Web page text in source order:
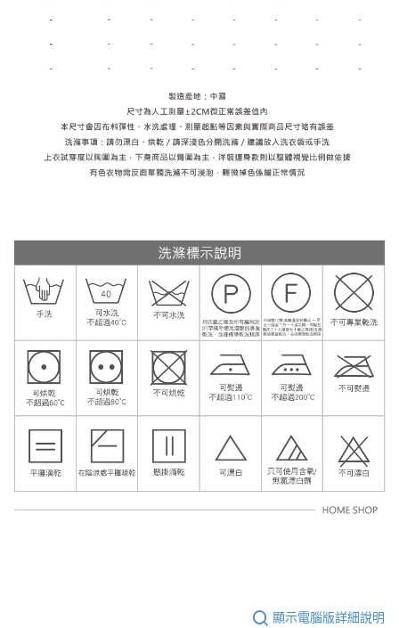
顯示電腦版詳細說明